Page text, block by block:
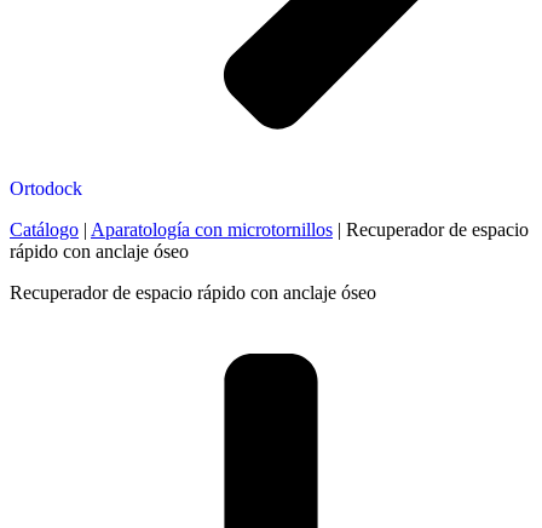
Ortodock
Catálogo | Aparatología con microtornillos | Recuperador de espacio
rápido con anclaje óseo
Recuperador de espacio rápido con anclaje óseo